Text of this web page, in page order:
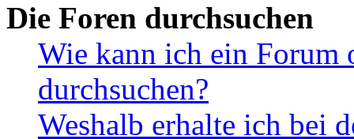
Die Foren durchsuchen
Wie kann ich ein Forum
durchsuchen?
Weshalb erhalte ich bei